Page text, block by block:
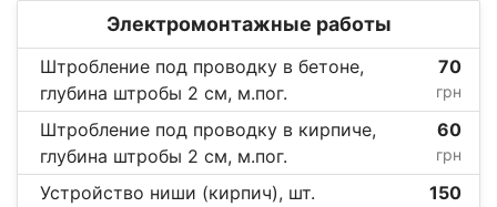
Электромонтажные работы
Штробление под проводку в бетоне,
глубина штробы 2 см, м.пог.
70
грн
Штробление под проводку в кирпиче,
глубина штробы 2 см, м.пог.
60
грн
Устройство ниши (кирпич), шт. 150